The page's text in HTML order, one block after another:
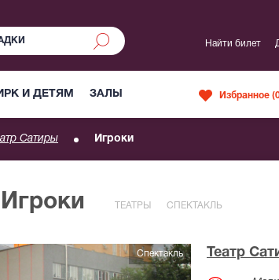
И ДЕТЯМ ЗАЛЫ
Найти билет
Избранное (
Сатиры Игроки
ТЕАТРЫ СПЕКТАКЛЬ
Спектакль Театр